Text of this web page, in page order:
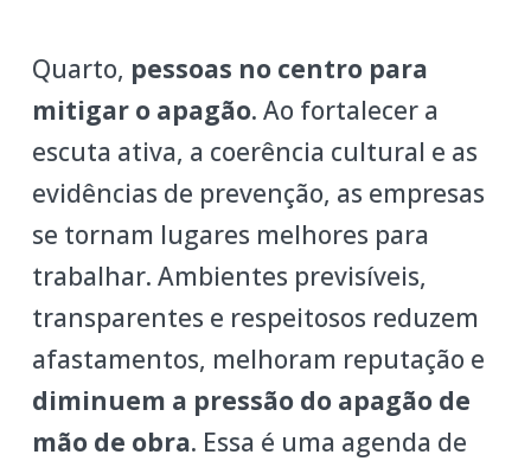
Quarto, pessoas no centro para
mitigar o apagão. Ao fortalecer a
escuta ativa, a coerência cultural e as
evidências de prevenção, as empresas
se tornam lugares melhores para
trabalhar. Ambientes previsíveis,
transparentes e respeitosos reduzem
afastamentos, melhoram reputação e
diminuem a pressão do apagão de
mão de obra. Essa é uma agenda de